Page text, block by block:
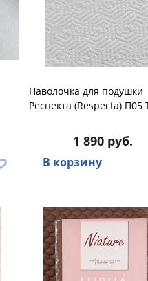
Наволочка для подушки
Респекта (Respecta) П05
1 890 руб.
В корзину